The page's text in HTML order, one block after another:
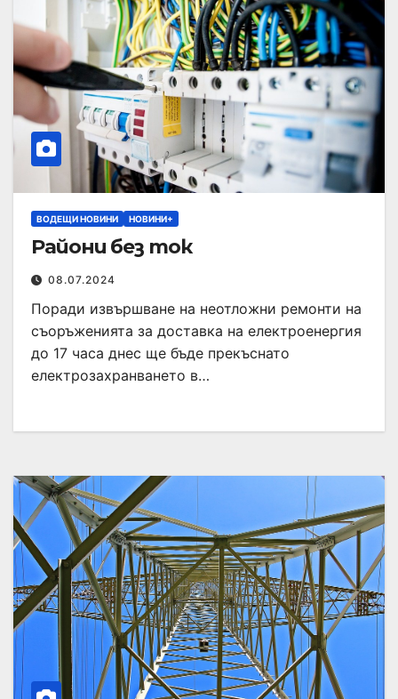
ВОДЕЩИ НОВИНИ НОВИНИ+
Райони без ток
08.07.2024
Поради извършване на неотложни ремонти на
съоръженията за доставка на електроенергия
до 17 часа днес ще бъде прекъснато
електрозахранването в…